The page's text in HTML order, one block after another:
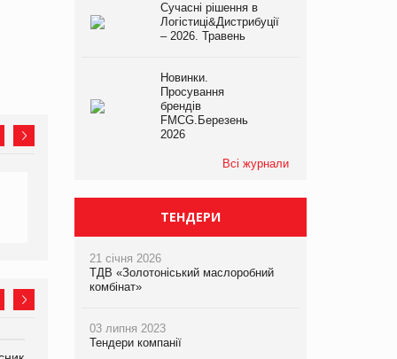
Сучасні рішення в
Логістиці&Дистрибуції
– 2026. Травень
Новинки.
Просування
брендів
FMCG.Березень
2026
Всі журнали
ТЕНДЕРИ
21 січня 2026
ТДВ «Золотоніський маслоробний
комбінат»
03 липня 2023
Тендери компанії